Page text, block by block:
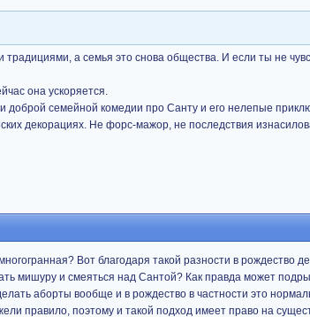
а семья это снова общества. И если ты не
она ускоряется.
доброй семейной комедии про Санту и его нелепые
декорациях. Не форс-мажор, не последствия
Вот благодаря такой разности в рождество
мишуру и смеяться над Сантой? Как правда может
аборты вообще и в рождество в частности это
правило, поэтому и такой подход имеет право на